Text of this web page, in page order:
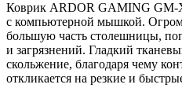
Коврик ARDOR GAMING GM-
с компьютерной мышкой.
большую часть столешницы,
и загрязнений. Гладкий
скольжение, благодаря чему
откликается на резкие и